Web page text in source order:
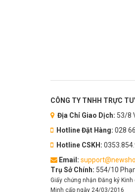
CÔNG TY TNHH TRỰC
Địa Chỉ Giao Dịch: 53/8
Hotline Đặt Hàng: 028
Hotline CSKH:
Email:
Trụ Sở Chính: 554/10
Giấy chứng nhận Đăng ký
Minh cấp ngày 24/03/2016